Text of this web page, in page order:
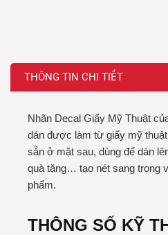
THÔNG TIN CHI TIẾT
Nhãn Decal Giấy Mỹ Thuật
dán được làm từ giấy mỹ
sẵn ở mặt sau, dùng để dán
quà tặng… tạo nét sang trọng
phẩm.
THÔNG SỐ KỸ